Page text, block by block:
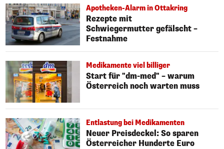
Apotheken-Alarm in Ottakring
Rezepte mit
Schwiegermutter gefälscht –
Festnahme
Medikamente viel billiger
Start für "dm-med" – warum
Österreich noch warten muss
Entlastung bei Medikamenten
Neuer Preisdeckel: So sparen
Österreicher Hunderte Euro